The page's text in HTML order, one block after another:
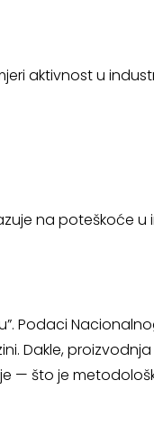
aktivnost u
na poteškoće
Podaci
Dakle,
— što je